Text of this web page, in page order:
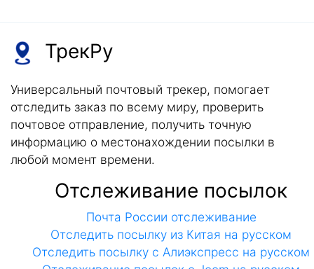
ТрекРу
Универсальный почтовый трекер, помогает
отследить заказ по всему миру, проверить
почтовое отправление, получить точную
информацию о местонахождении посылки в
любой момент времени.
Отслеживание посылок
Почта России отслеживание
Отследить посылку из Китая на русском
Отследить посылку с Алиэкспресс на русском